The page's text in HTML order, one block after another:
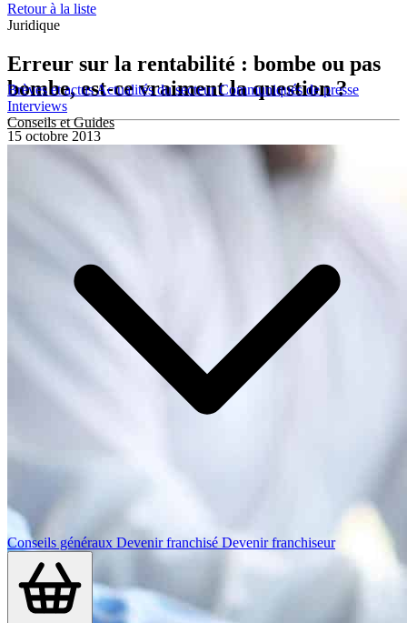
Brèves et actusActualités du secteurCommuniqués de presse
Interviews
Conseils et Guides
Conseils généraux Devenir franchisé Devenir franchiseur
Retour à la liste
Juridique
Erreur sur la rentabilité : bombe ou pas
bombe, est-ce vraiment la question ?
15 octobre 2013